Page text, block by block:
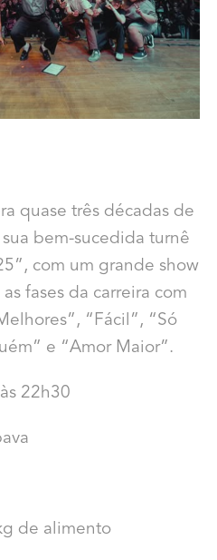
quase três décadas de
bem-sucedida turnê
com um grande show
fases da carreira com
“Fácil”, “Só
e “Amor Maior”.
22h30
de alimento